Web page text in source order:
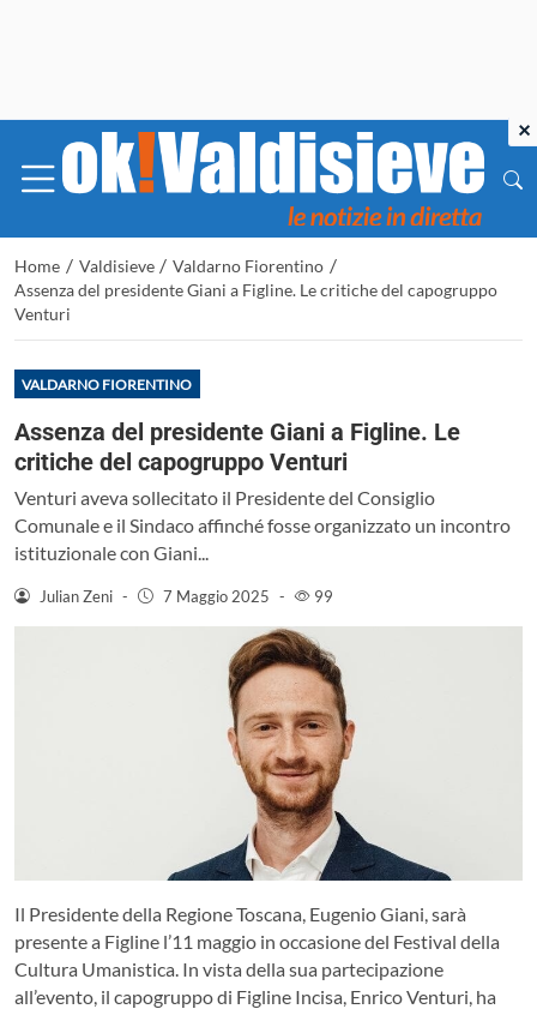
Home / Valdisieve / Valdarno Fiorentino /
Assenza del presidente Giani a Figline. Le critiche del capogruppo
Venturi
VALDARNO FIORENTINO
Assenza del presidente Giani a Figline. Le
critiche del capogruppo Venturi
Venturi aveva sollecitato il Presidente del Consiglio
Comunale e il Sindaco affinché fosse organizzato un incontro
istituzionale con Giani...
Julian Zeni - 7 Maggio 2025 - 99
Il Presidente della Regione Toscana, Eugenio Giani, sarà
presente a Figline l’11 maggio in occasione del Festival della
Cultura Umanistica. In vista della sua partecipazione
all’evento, il capogruppo di Figline Incisa, Enrico Venturi, ha
×